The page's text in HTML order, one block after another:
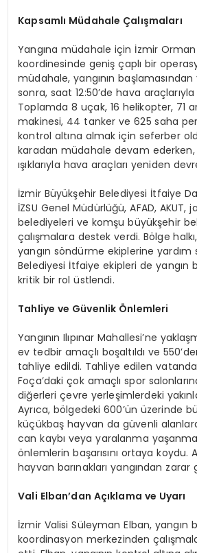
Kapsamlı Müdahale Çalışmaları
Yangına müdahale için İzmir
koordinesinde geniş çaplı bir
müdahale, yangının
sonra, saat 12:50’de hava
Toplamda 8 uçak, 16 helikopter, 71
makinesi, 44 tanker ve 625 saha
kontrol altına almak için seferber
karadan müdahale devam ederken,
ışıklarıyla hava araçları yeniden
İzmir Büyükşehir Belediyesi İtfaiye
İZSU Genel Müdürlüğü, AFAD, AKUT,
belediyeleri ve komşu büyükşehir
çalışmalara destek verdi. Bölge
yangın söndürme ekiplerine yardım
Belediyesi İtfaiye ekipleri de yangın
kritik bir rol üstlendi.
Tahliye ve Güvenlik Önlemleri
Yangının Ilıpınar Mahallesi’ne
ev tedbir amaçlı boşaltıldı ve
tahliye edildi. Tahliye edilen
Foça’daki çok amaçlı spor
diğerleri çevre yerleşimlerdeki
Ayrıca, bölgedeki 600’ün üzerinde
küçükbaş hayvan da güvenli alanlara
can kaybı veya yaralanma
önlemlerin başarısını ortaya koydu.
hayvan barınakları yangından zarar
Vali Elban’dan Açıklama ve Uyarı
İzmir Valisi Süleyman Elban, yangın
koordinasyon merkezinden